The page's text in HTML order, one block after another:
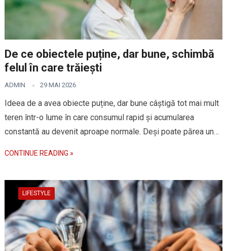
De ce obiectele puține, dar bune, schimbă
felul în care trăiești
ADMIN 29 MAI 2026
Ideea de a avea obiecte puține, dar bune câștigă tot mai mult
teren într-o lume în care consumul rapid și acumularea
constantă au devenit aproape normale. Deși poate părea un…
CONTINUE READING »
LIFESTYLE